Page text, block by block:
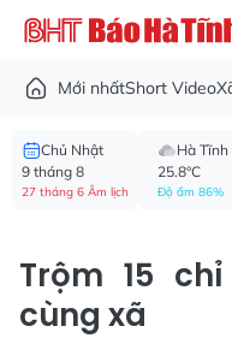
Mới nhấtShort Video
Chủ Nhật
9 tháng 8
27 tháng 6 Âm lịch
Hà Tĩnh
25.8°C
Độ ẩm 86%
Trộm 15
cùng xã